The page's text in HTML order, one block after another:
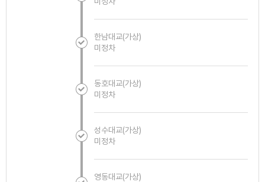
한남대교(가상)
미정차
동호대교(가상)
미정차
성수대교(가상)
미정차
영동대교(가상)